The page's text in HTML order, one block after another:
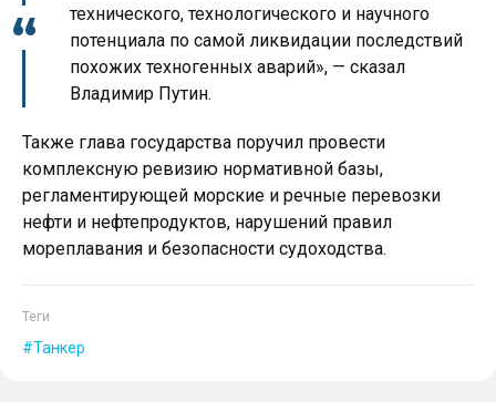
технического, технологического и научного
потенциала по самой ликвидации последствий
похожих техногенных аварий», — сказал
Владимир Путин.
Также глава государства поручил провести
комплексную ревизию нормативной базы,
регламентирующей морские и речные перевозки
нефти и нефтепродуктов, нарушений правил
мореплавания и безопасности судоходства.
Теги
Танкер